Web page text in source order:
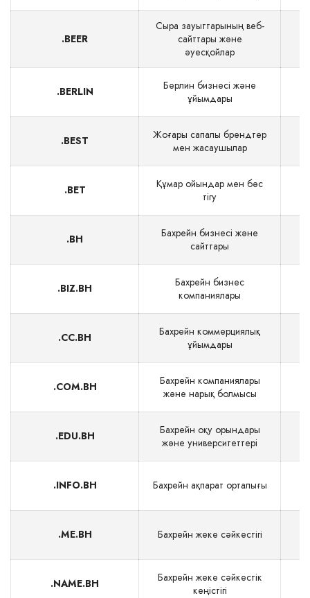
.BEER
Сыра зауыттарының веб-
сайттары және
әуесқойлар
.BERLIN
Берлин бизнесі және
ұйымдары
.BEST
Жоғары сапалы брендтер
мен жасаушылар
.BET
Құмар ойындар мен бәс
тігу
.BH
Бахрейн бизнесі және
сайттары
.BIZ.BH
Бахрейн бизнес
компаниялары
.CC.BH
Бахрейн коммерциялық
ұйымдары
.COM.BH
Бахрейн компаниялары
және нарық болмысы
.EDU.BH
Бахрейн оқу орындары
және университеттері
.INFO.BH Бахрейн ақпарат орталығы
.ME.BH Бахрейн жеке сәйкестігі
.NAME.BH
Бахрейн жеке сәйкестік
кеңістігі